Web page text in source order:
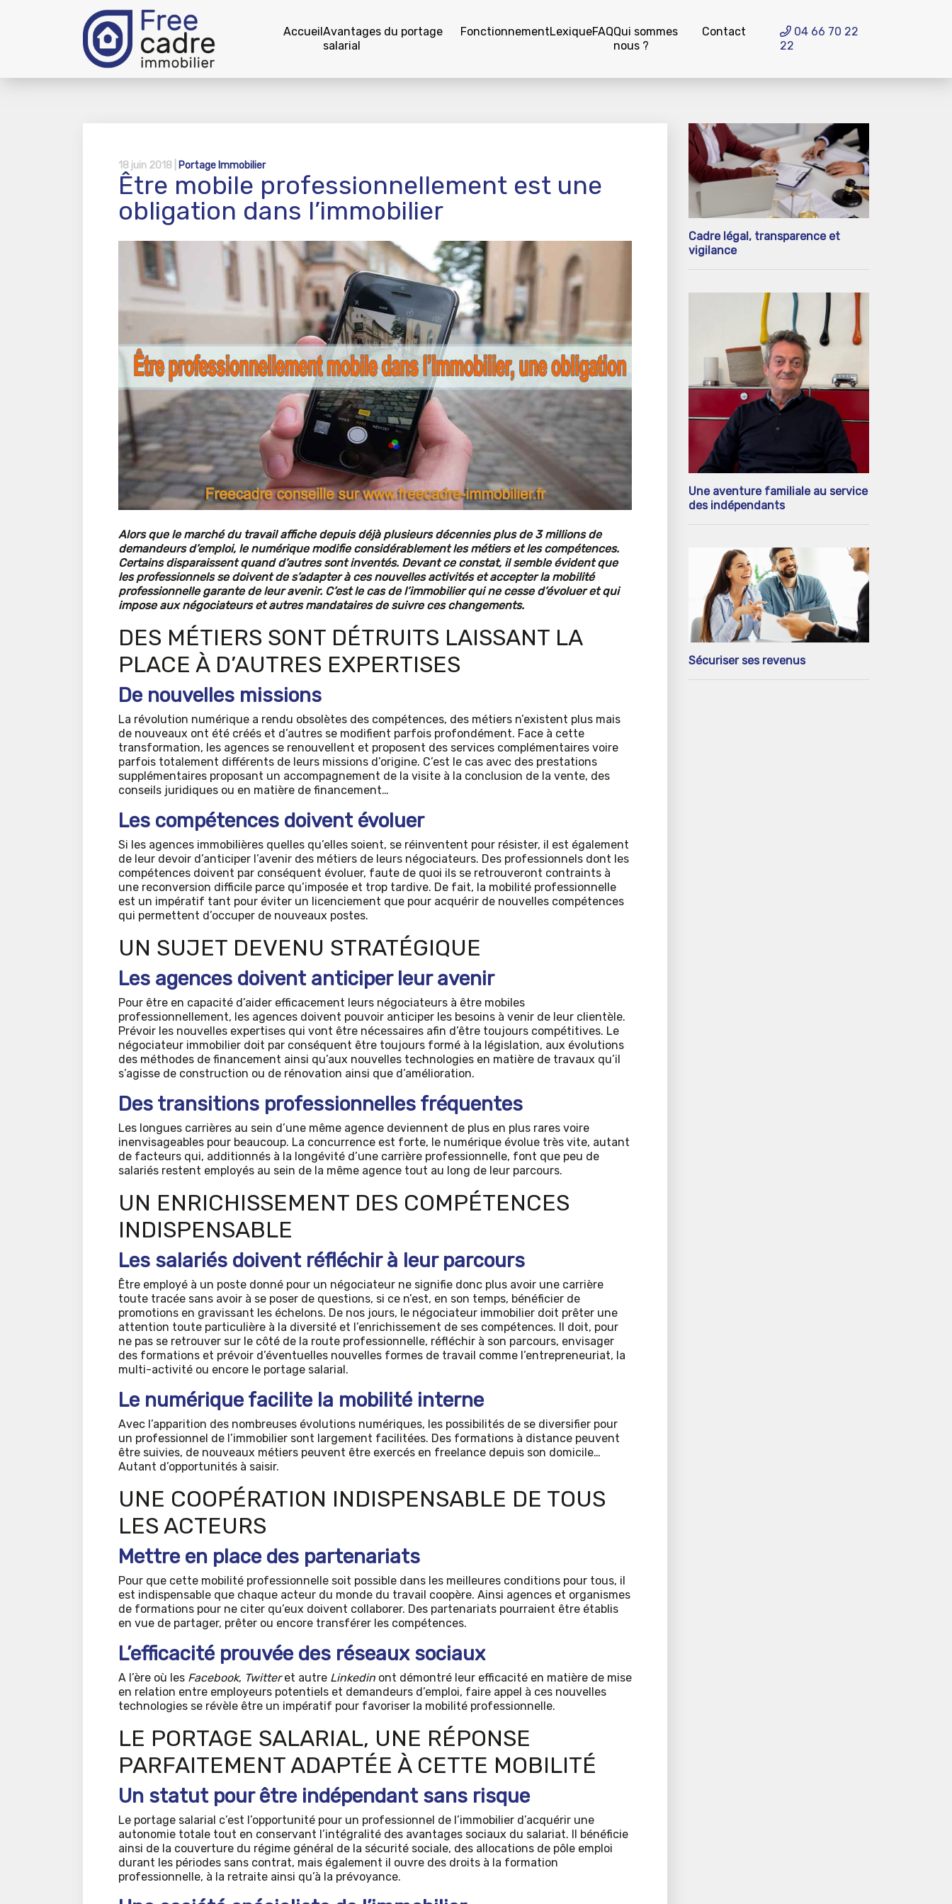
AccueilAvantages du portage
salarial
FonctionnementLexiqueFAQQui sommes
nous ?
Contact
04 66 70 22
22
18 juin 2018 | Portage Immobilier
Être mobile professionnellement est une
obligation dans l’immobilier
Alors que le marché du travail affiche depuis déjà plusieurs décennies plus de 3 millions de
demandeurs d’emploi, le numérique modifie considérablement les métiers et les compétences.
Certains disparaissent quand d’autres sont inventés. Devant ce constat, il semble évident que
les professionnels se doivent de s’adapter à ces nouvelles activités et accepter la mobilité
professionnelle garante de leur avenir. C’est le cas de l’immobilier qui ne cesse d’évoluer et qui
impose aux négociateurs et autres mandataires de suivre ces changements.
DES MÉTIERS SONT DÉTRUITS LAISSANT LA
PLACE À D’AUTRES EXPERTISES
De nouvelles missions
La révolution numérique a rendu obsolètes des compétences, des métiers n’existent plus mais
de nouveaux ont été créés et d’autres se modifient parfois profondément. Face à cette
transformation, les agences se renouvellent et proposent des services complémentaires voire
parfois totalement différents de leurs missions d’origine. C’est le cas avec des prestations
supplémentaires proposant un accompagnement de la visite à la conclusion de la vente, des
conseils juridiques ou en matière de financement…
Les compétences doivent évoluer
Si les agences immobilières quelles qu’elles soient, se réinventent pour résister, il est également
de leur devoir d’anticiper l’avenir des métiers de leurs négociateurs. Des professionnels dont les
compétences doivent par conséquent évoluer, faute de quoi ils se retrouveront contraints à
une reconversion difficile parce qu’imposée et trop tardive. De fait, la mobilité professionnelle
est un impératif tant pour éviter un licenciement que pour acquérir de nouvelles compétences
qui permettent d’occuper de nouveaux postes.
UN SUJET DEVENU STRATÉGIQUE
Les agences doivent anticiper leur avenir
Pour être en capacité d’aider efficacement leurs négociateurs à être mobiles
professionnellement, les agences doivent pouvoir anticiper les besoins à venir de leur clientèle.
Prévoir les nouvelles expertises qui vont être nécessaires afin d’être toujours compétitives. Le
négociateur immobilier doit par conséquent être toujours formé à la législation, aux évolutions
des méthodes de financement ainsi qu’aux nouvelles technologies en matière de travaux qu’il
s’agisse de construction ou de rénovation ainsi que d’amélioration.
Des transitions professionnelles fréquentes
Les longues carrières au sein d’une même agence deviennent de plus en plus rares voire
inenvisageables pour beaucoup. La concurrence est forte, le numérique évolue très vite, autant
de facteurs qui, additionnés à la longévité d’une carrière professionnelle, font que peu de
salariés restent employés au sein de la même agence tout au long de leur parcours.
UN ENRICHISSEMENT DES COMPÉTENCES
INDISPENSABLE
Les salariés doivent réfléchir à leur parcours
Être employé à un poste donné pour un négociateur ne signifie donc plus avoir une carrière
toute tracée sans avoir à se poser de questions, si ce n’est, en son temps, bénéficier de
promotions en gravissant les échelons. De nos jours, le négociateur immobilier doit prêter une
attention toute particulière à la diversité et l’enrichissement de ses compétences. Il doit, pour
ne pas se retrouver sur le côté de la route professionnelle, réfléchir à son parcours, envisager
des formations et prévoir d’éventuelles nouvelles formes de travail comme l’entrepreneuriat, la
multi-activité ou encore le portage salarial.
Le numérique facilite la mobilité interne
Avec l’apparition des nombreuses évolutions numériques, les possibilités de se diversifier pour
un professionnel de l’immobilier sont largement facilitées. Des formations à distance peuvent
être suivies, de nouveaux métiers peuvent être exercés en freelance depuis son domicile…
Autant d’opportunités à saisir.
UNE COOPÉRATION INDISPENSABLE DE TOUS
LES ACTEURS
Mettre en place des partenariats
Pour que cette mobilité professionnelle soit possible dans les meilleures conditions pour tous, il
est indispensable que chaque acteur du monde du travail coopère. Ainsi agences et organismes
de formations pour ne citer qu’eux doivent collaborer. Des partenariats pourraient être établis
en vue de partager, prêter ou encore transférer les compétences.
L’efficacité prouvée des réseaux sociaux
A l’ère où les Facebook, Twitteret autre Linkedin ont démontré leur efficacité en matière de mise
en relation entre employeurs potentiels et demandeurs d’emploi, faire appel à ces nouvelles
technologies se révèle être un impératif pour favoriser la mobilité professionnelle.
LE PORTAGE SALARIAL, UNE RÉPONSE
PARFAITEMENT ADAPTÉE À CETTE MOBILITÉ
Un statut pour être indépendant sans risque
Le portage salarial c’est l’opportunité pour un professionnel de l’immobilier d’acquérir une
autonomie totale tout en conservant l’intégralité des avantages sociaux du salariat. Il bénéficie
ainsi de la couverture du régime général de la sécurité sociale, des allocations de pôle emploi
durant les périodes sans contrat, mais également il ouvre des droits à la formation
professionnelle, à la retraite ainsi qu’à la prévoyance.
Cadre légal, transparence et
vigilance
Une aventure familiale au service
des indépendants
Sécuriser ses revenus